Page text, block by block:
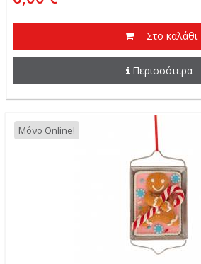
Στο καλάθι
Περισσότερα
Μόνο Online!